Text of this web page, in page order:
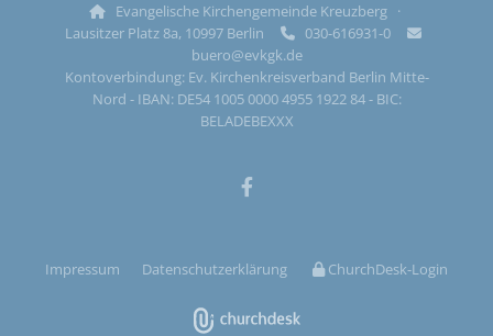

Evangelische Kirchengemeinde Kreuzberg ·
Lausitzer Platz 8a, 10997 Berlin
 030-616931-0 
buero@evkgk.de
Kontoverbindung: Ev. Kirchenkreisverband Berlin Mitte-
Nord - IBAN: DE54 1005 0000 4955 1922 84 - BIC:
BELADEBEXXX
Impressum Datenschutzerklärung ChurchDesk-Login